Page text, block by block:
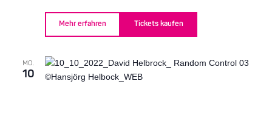
Mehr erfahren Tickets kaufen
MO.
10